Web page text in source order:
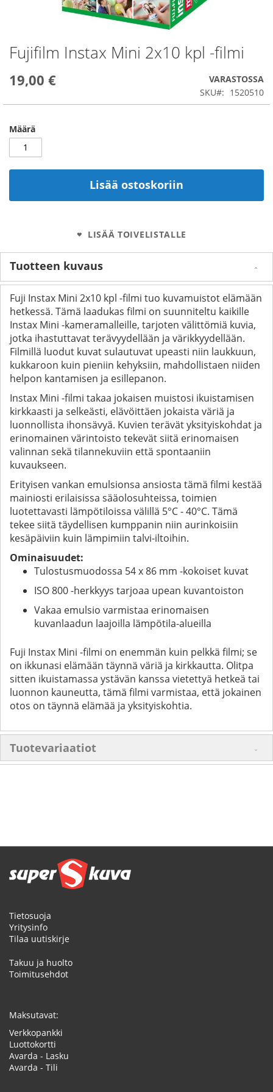
Fujifilm Instax Mini 2x10 kpl -filmi
19,00 €
VARASTOSSA
SKU
1520510
Määrä
Lisää ostoskoriin
LISÄÄ TOIVELISTALLE
Skip
to
beginning
the
gallery
Tuotteen kuvaus
Fuji Instax Mini 2x10 kpl -filmi tuo kuvamuistot elämään
hetkessä. Tämä laadukas filmi on suunniteltu kaikille
Instax Mini -kameramalleille, tarjoten välittömiä kuvia,
jotka ihastuttavat terävyydellään ja värikkyydellään.
Filmillä luodut kuvat sulautuvat upeasti niin laukkuun,
kukkaroon kuin pieniin kehyksiin, mahdollistaen niiden
helpon kantamisen ja esillepanon.
Instax Mini -filmi takaa jokaisen muistosi ikuistamisen
kirkkaasti ja selkeästi, elävöittäen jokaista väriä ja
luonnollista ihonsävyä. Kuvien terävät yksityiskohdat ja
erinomainen värintoisto tekevät siitä erinomaisen
valinnan sekä tilannekuviin että spontaaniin
kuvaukseen.
Erityisen vankan emulsionsa ansiosta tämä filmi kestää
mainiosti erilaisissa sääolosuhteissa, toimien
luotettavasti lämpötiloissa välillä 5°C - 40°C. Tämä
tekee siitä täydellisen kumppanin niin aurinkoisiin
kesäpäiviin kuin lämpimiin talvi-iltoihin.
Ominaisuudet:
Tulostusmuodossa 54 x 86 mm -kokoiset kuvat
ISO 800 -herkkyys tarjoaa upean kuvantoiston
Vakaa emulsio varmistaa erinomaisen
kuvanlaadun laajoilla lämpötila-alueilla
Fuji Instax Mini -filmi on enemmän kuin pelkkä filmi; se
on ikkunasi elämään täynnä väriä ja kirkkautta. Olitpa
sitten ikuistamassa ystävän kanssa vietettyä hetkeä tai
luonnon kauneutta, tämä filmi varmistaa, että jokainen
otos on täynnä elämää ja yksityiskohtia.
Tuotevariaatiot
Tietosuoja
Yritysinfo
Tilaa uutiskirje
Takuu ja huolto
Toimitusehdot
Maksutavat:
Verkkopankki
Luottokortti
Avarda - Lasku
Avarda - Tili